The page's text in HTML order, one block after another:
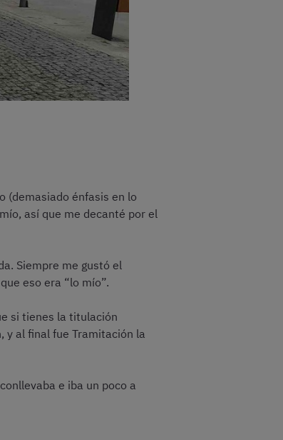
(demasiado énfasis en lo
así que me decanté por el
Siempre me gustó el
eso era “lo mío”.
si tienes la titulación
y al final fue Tramitación la
e iba un poco a